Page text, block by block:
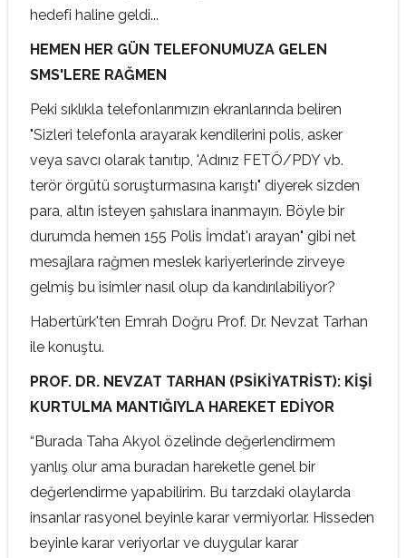
hedefi haline geldi...
HEMEN HER GÜN TELEFONUMUZA GELEN
SMS'LERE RAĞMEN
Peki sıklıkla telefonlarımızın ekranlarında beliren
"Sizleri telefonla arayarak kendilerini polis, asker
veya savcı olarak tanıtıp, 'Adınız FETÖ/PDY vb.
terör örgütü soruşturmasına karıştı" diyerek sizden
para, altın isteyen şahıslara inanmayın. Böyle bir
durumda hemen 155 Polis İmdat'ı arayan" gibi net
mesajlara rağmen meslek kariyerlerinde zirveye
gelmiş bu isimler nasıl olup da kandırılabiliyor?
Habertürk'ten Emrah Doğru Prof. Dr. Nevzat Tarhan
ile konuştu.
PROF. DR. NEVZAT TARHAN (PSİKİYATRİST): KİŞİ
KURTULMA MANTIĞIYLA HAREKET EDİYOR
“Burada Taha Akyol özelinde değerlendirmem
yanlış olur ama buradan hareketle genel bir
değerlendirme yapabilirim. Bu tarzdaki olaylarda
insanlar rasyonel beyinle karar vermiyorlar. Hisseden
beyinle karar veriyorlar ve duygular karar